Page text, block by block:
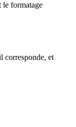
le formatage
corresponde, et